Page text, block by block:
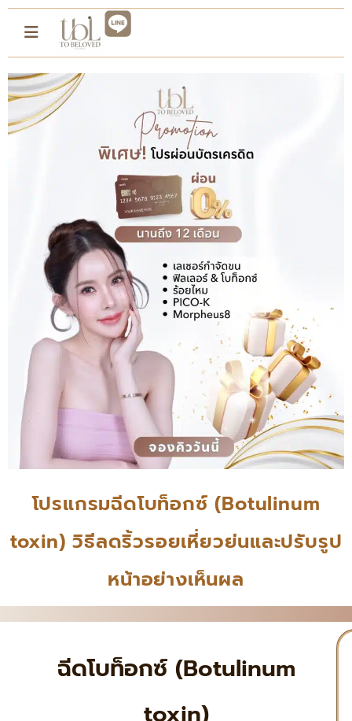
โปรแกรมฉีดโบท็อกซ์ (Botulinum
toxin) วิธีลดริ้วรอยเหี่ยวย่นและปรับรูป
หน้าอย่างเห็นผล
ฉีดโบท็อกซ์ (Botulinum
toxin)